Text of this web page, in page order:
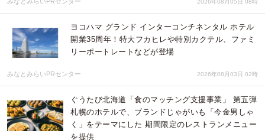
2026年08月05日 08時
ヨコハマ グランド インターコンチネンタル ホテル
開業35周年！特大フカヒレや特別カクテル、ファミ
リーポートレートなどが登場
みなとみらいPRセンター 2026年08月03日 02時
ぐうたび北海道「食のマッチング支援事業」 第五弾
札幌のホテルで、ブランドじゃがいも「今金男しゃ
く」をテーマにした 期間限定のレストランメニュー
を提供